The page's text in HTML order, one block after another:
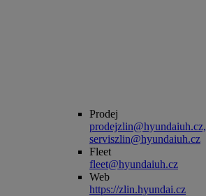
Prodej
prodejzlin@hyundaiuh.cz,
serviszlin@hyundaiuh.cz
Fleet
fleet@hyundaiuh.cz
Web
https://zlin.hyundai.cz